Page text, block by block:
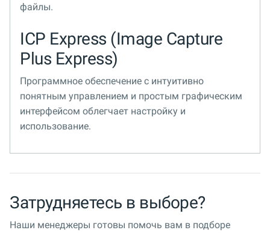
файлы.
ICP Express (Image Capture
Plus Express)
Программное обеспечение с интуитивно
понятным управлением и простым графическим
интерфейсом облегчает настройку и
использование.
Затрудняетесь в выборе?
Наши менеджеры готовы помочь вам в подборе